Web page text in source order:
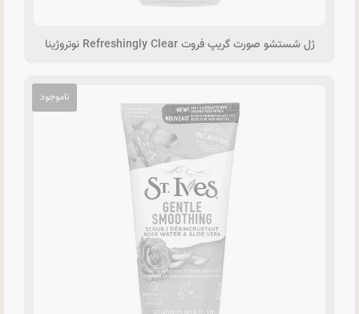
ژل شستشو صورت گریپ فروت Refreshingly Clear نوتروژینا